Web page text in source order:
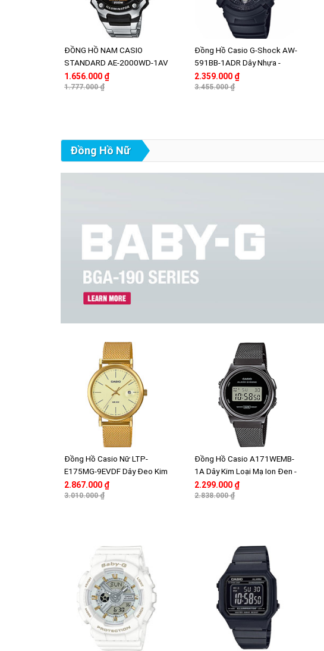
ĐỒNG HỒ NAM CASIO
STANDARD AE-2000WD-1AV
DÂY KIM LOẠI MẶT ĐEN
1.656.000 ₫
1.777.000 ₫
Đồng Hồ Casio G-Shock AW-
591BB-1ADR Dây Nhựa -
Chống Nước 200M
2.359.000 ₫
3.455.000 ₫
Đồng Hồ Nữ
Đồng Hồ Casio Nữ LTP-
E175MG-9EVDF Dây Đeo Kim
Loại Dạng Lưới Mạ Vàng - Có
Lịch Ngày
2.867.000 ₫
3.010.000 ₫
Đồng Hồ Casio A171WEMB-
1A Dây Kim Loại Mạ Ion Đen -
Mặt Điện Tử - Chống Nước
2.299.000 ₫
2.838.000 ₫